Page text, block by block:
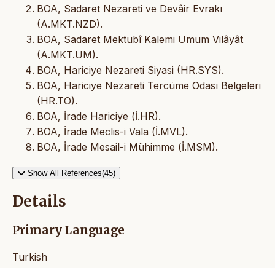
BOA, Sadaret Nezareti ve Devâir Evrakı
(A.MKT.NZD).
BOA, Sadaret Mektubî Kalemi Umum Vilâyât
(A.MKT.UM).
BOA, Hariciye Nezareti Siyasi (HR.SYS).
BOA, Hariciye Nezareti Tercüme Odası Belgeleri
(HR.TO).
BOA, İrade Hariciye (İ.HR).
BOA, İrade Meclis-i Vala (İ.MVL).
BOA, İrade Mesail-i Mühimme (İ.MSM).
Show All References(45)
Details
Primary Language
Turkish